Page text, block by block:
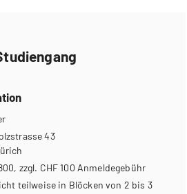
43
zzgl. CHF 100 Anmeldegebühr
teilweise in Blöcken von 2 bis 3